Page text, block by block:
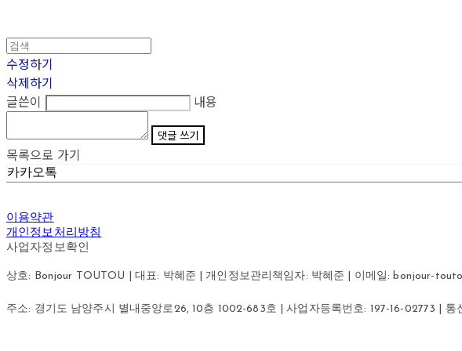
수정하기
삭제하기
글쓴이
내용
댓글 쓰기
목록으로 가기
카카오톡
이용약관
개인정보처리방침
사업자정보확인
상호: Bonjour TOUTOU | 대표: 박혜준 | 개인정보관리책임자: 박혜준 | 이메일: bonjour-
주소: 경기도 남양주시 별내중앙로26, 10층 1002-683호 | 사업자등록번호: 197-16-02773 | 통